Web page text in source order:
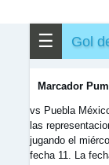
☰ Gol
Marcador
vs Puebla
las
jugando el
fecha 11. La
✎